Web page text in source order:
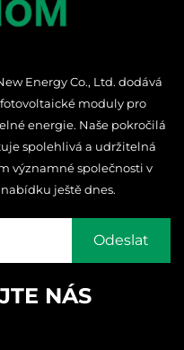
Energy Co., Ltd. dodává
moduly pro
energie. Naše pokročilá
spolehlivá a udržitelná
významné společnosti v
ještě dnes.
NÁS